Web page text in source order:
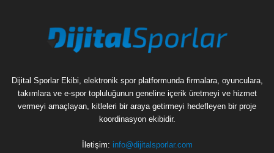
Dijital Sporlar Ekibi, elektronik spor platformunda firmalara, oyunculara,
takımlara ve e-spor topluluğunun geneline içerik üretmeyi ve hizmet
vermeyi amaçlayan, kitleleri bir araya getirmeyi hedefleyen bir proje
koordinasyon ekibidir.
İletişim: info@dijitalsporlar.com